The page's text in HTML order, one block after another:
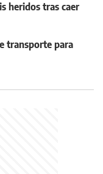
heridos tras caer
transporte para